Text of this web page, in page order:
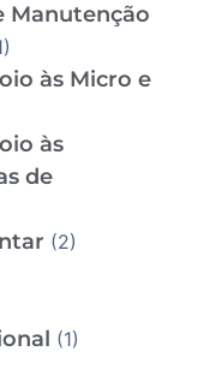
Manutenção
às Micro e
às
de
(2)
(1)